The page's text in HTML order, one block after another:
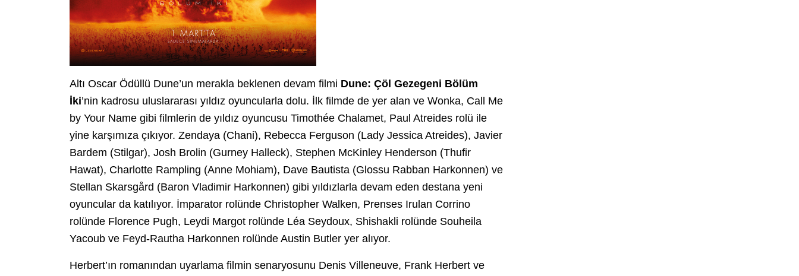
Altı Oscar Ödüllü Dune’un merakla beklenen devam filmi Dune: Çöl Gezegeni Bölüm
İki’nin kadrosu uluslararası yıldız oyuncularla dolu. İlk filmde de yer alan ve Wonka, Call Me
by Your Name gibi filmlerin de yıldız oyuncusu Timothée Chalamet, Paul Atreides rolü ile
yine karşımıza çıkıyor. Zendaya (Chani), Rebecca Ferguson (Lady Jessica Atreides), Javier
Bardem (Stilgar), Josh Brolin (Gurney Halleck), Stephen McKinley Henderson (Thufir
Hawat), Charlotte Rampling (Anne Mohiam), Dave Bautista (Glossu Rabban Harkonnen) ve
Stellan Skarsgård (Baron Vladimir Harkonnen) gibi yıldızlarla devam eden destana yeni
oyuncular da katılıyor. İmparator rolünde Christopher Walken, Prenses Irulan Corrino
rolünde Florence Pugh, Leydi Margot rolünde Léa Seydoux, Shishakli rolünde Souheila
Yacoub ve Feyd-Rautha Harkonnen rolünde Austin Butler yer alıyor.
Herbert’ın romanından uyarlama filmin senaryosunu Denis Villeneuve, Frank Herbert ve